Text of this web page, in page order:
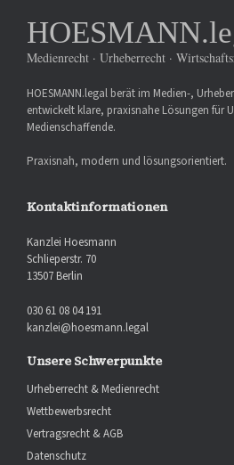
Medienrecht · Urheberrecht ·
HOESMANN.legal berät im Medien-,
entwickelt klare, praxisnahe Lösungen für
Medienschaffende.
Praxisnah, modern und lösungsorientiert.
Kontaktinformationen
Kanzlei Hoesmann
Schlieperstr. 70
13507 Berlin
030 61 08 04 191
kanzlei@hoesmann.legal
Unsere Schwerpunkte
Urheberrecht & Medienrecht
Wettbewerbsrecht
Vertragsrecht & AGB
Datenschutz